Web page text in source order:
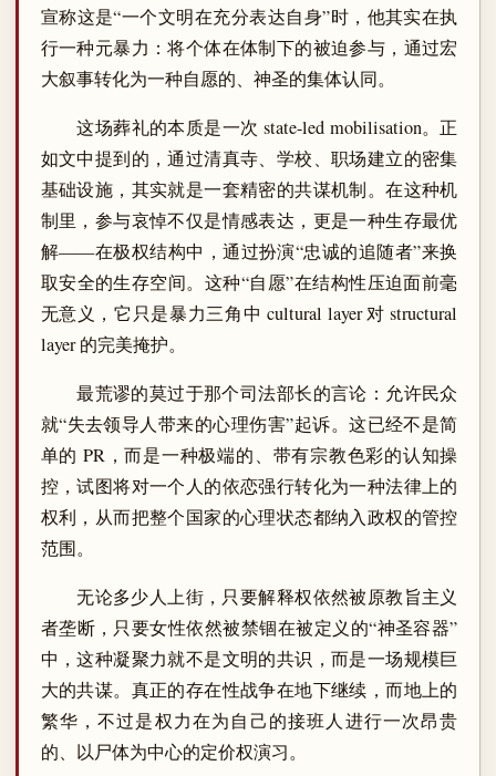
宣称这是“一个文明在充分表达自身”时，他其实在执
行一种元暴力：将个体在体制下的被迫参与，通过宏
大叙事转化为一种自愿的、神圣的集体认同。
这场葬礼的本质是一次 state-led mobilisation。正
如文中提到的，通过清真寺、学校、职场建立的密集
基础设施，其实就是一套精密的共谋机制。在这种机
制里，参与哀悼不仅是情感表达，更是一种生存最优
解——在极权结构中，通过扮演“忠诚的追随者”来换
取安全的生存空间。这种“自愿”在结构性压迫面前毫
无意义，它只是暴力三角中 cultural layer 对 structural
layer 的完美掩护。
最荒谬的莫过于那个司法部长的言论：允许民众
就“失去领导人带来的心理伤害”起诉。这已经不是简
单的 PR，而是一种极端的、带有宗教色彩的认知操
控，试图将对一个人的依恋强行转化为一种法律上的
权利，从而把整个国家的心理状态都纳入政权的管控
范围。
无论多少人上街，只要解释权依然被原教旨主义
者垄断，只要女性依然被禁锢在被定义的“神圣容器”
中，这种凝聚力就不是文明的共识，而是一场规模巨
大的共谋。真正的存在性战争在地下继续，而地上的
繁华，不过是权力在为自己的接班人进行一次昂贵
的、以尸体为中心的定价权演习。